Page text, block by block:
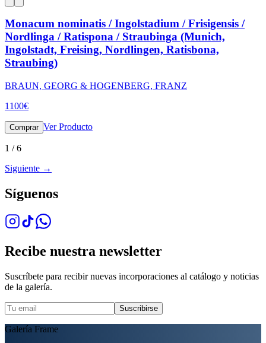
Monacum nominatis / Ingolstadium / Frisigensis /
Nordlinga / Ratispona / Straubinga (Munich,
Ingolstadt, Freising, Nordlingen, Ratisbona,
Straubing)
BRAUN, GEORG & HOGENBERG, FRANZ
1100€
Comprar Ver Producto
1 /6
Siguiente →
Síguenos
Recibe nuestra newsletter
Suscríbete para recibir nuevas incorporaciones al catálogo y noticias
de la galería.
Suscribirse
Galería Frame